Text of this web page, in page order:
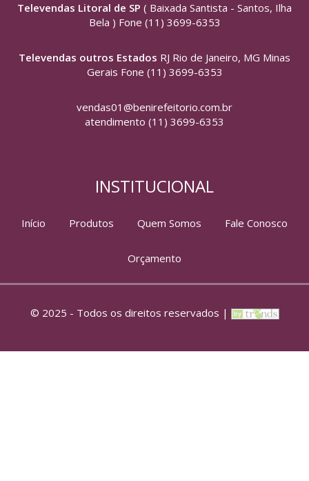
Televendas Litoral de SP ( Baixada Santista - Santos, Ilha
Bela ) Fone (11) 3699-6353
Televendas outros Estados RJ Rio de Janeiro, MG Minas
Gerais Fone (11) 3699-6353
vendas01@benirefeitorio.com.br
atendimento (11) 3699-6353
INSTITUCIONAL
Início Produtos Quem Somos Fale Conosco
Orçamento
© 2025 - Todos os direitos reservados |